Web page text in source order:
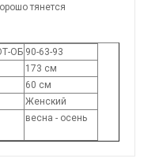
тянется
ОБ 90-63-93
173 см
60 см
Женский
весна - осень